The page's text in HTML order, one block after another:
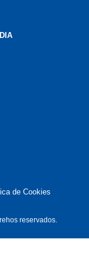
reservados.
de Cookies